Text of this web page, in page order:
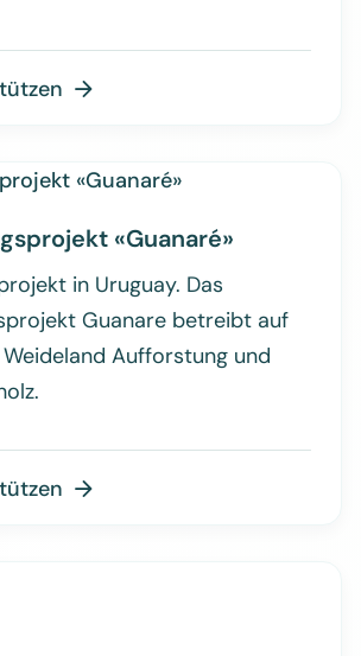

«Guanaré»
in Uruguay. Das
Guanare betreibt auf
Aufforstung und
